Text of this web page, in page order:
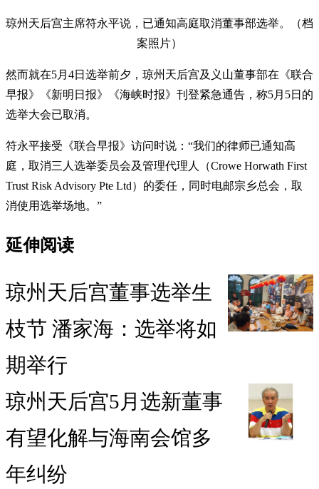
琼州天后宫主席符永平说，已通知高庭取消董事部选举。（档
案照片）
然而就在5月4日选举前夕，琼州天后宫及义山董事部在《联合
早报》《新明日报》《海峡时报》刊登紧急通告，称5月5日的
选举大会已取消。
符永平接受《联合早报》访问时说：“我们的律师已通知高
庭，取消三人选举委员会及管理代理人（Crowe Horwath First
Trust Risk Advisory Pte Ltd）的委任，同时电邮宗乡总会，取
消使用选举场地。”
延伸阅读
琼州天后宫董事选举生
枝节 潘家海：选举将如
期举行
琼州天后宫5月选新董事
有望化解与海南会馆多
年纠纷